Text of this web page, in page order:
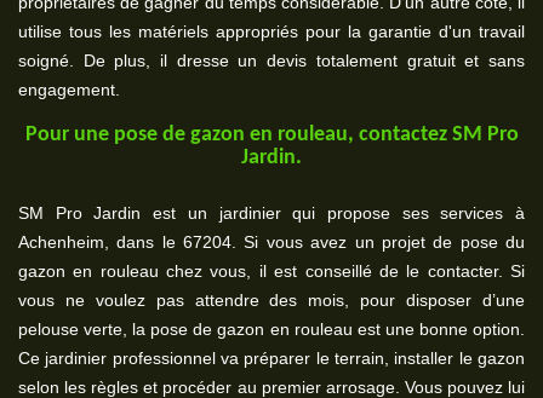
utilise tous les matériels appropriés pour la garantie d'un travail
soigné. De plus, il dresse un devis totalement gratuit et sans
engagement.
Pour une pose de gazon en rouleau, contactez SM Pro
Jardin.
SM Pro Jardin est un jardinier qui propose ses services à
Achenheim, dans le 67204. Si vous avez un projet de pose du
gazon en rouleau chez vous, il est conseillé de le contacter. Si
vous ne voulez pas attendre des mois, pour disposer d’une
pelouse verte, la pose de gazon en rouleau est une bonne option.
Ce jardinier professionnel va préparer le terrain, installer le gazon
selon les règles et procéder au premier arrosage. Vous pouvez lui